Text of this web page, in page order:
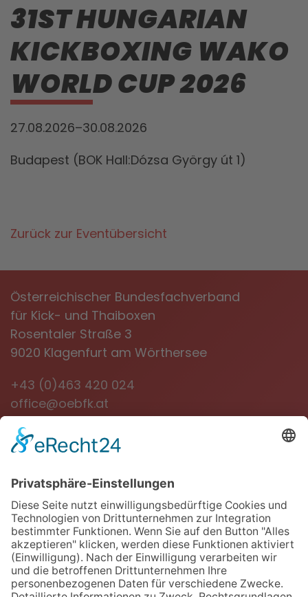
31ST HUNGARIAN
KICKBOXING WAKO
WORLD CUP 2026
27.08.2026–30.08.2026
Budapest (BOK Hall:Dózsa György út 1)
Zurück zur Eventübersicht
Österreichischer Bundesfachverband
für Kick- und Thaiboxen
Rosentaler Straße 3
9020 Klagenfurt am Wörthersee
+43 (0)463 420 024
office@oebfk.at
NEWSLETTER